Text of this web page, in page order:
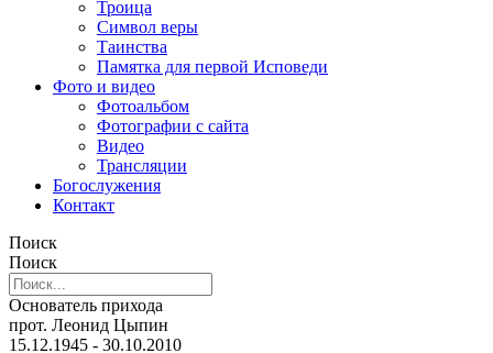
Троица
Символ веры
Таинства
Памятка для первой Исповеди
Фото и видео
Фотоальбом
Фотографии с сайта
Видео
Трансляции
Богослужения
Контакт
Поиск
Поиск
Основатель прихода
прот. Леонид Цыпин
15.12.1945 - 30.10.2010